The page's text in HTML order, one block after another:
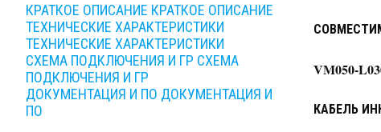
КРАТКОЕ ОПИСАНИЕ КРАТКОЕ ОПИСАНИЕ
ТЕХНИЧЕСКИЕ ХАРАКТЕРИСТИКИ
ТЕХНИЧЕСКИЕ ХАРАКТЕРИСТИКИ
СХЕМА ПОДКЛЮЧЕНИЯ И ГР СХЕМА
ПОДКЛЮЧЕНИЯ И ГР
ДОКУМЕНТАЦИЯ И ПО ДОКУМЕНТАЦИЯ И
ПО
VM050-
КАБЕЛЬ